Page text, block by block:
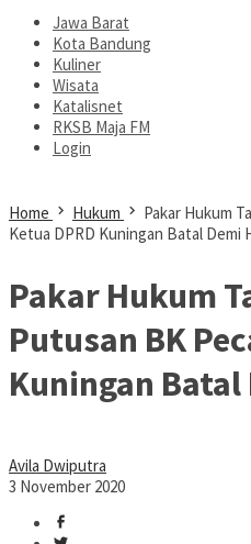
Jawa Barat
Kota Bandung
Kuliner
Wisata
Katalisnet
RKSB Maja FM
Login
Home Hukum
Pakar Hukum
Ketua DPRD Kuningan Batal Demi
Pakar Hukum
Putusan BK
Kuningan
Avila Dwiputra
3 November 2020